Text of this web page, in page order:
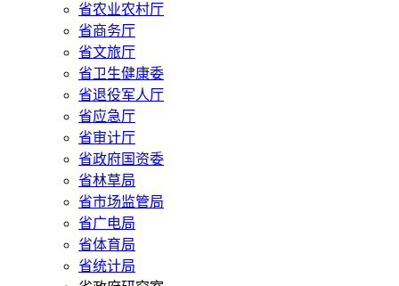
省农业农村厅
省商务厅
省文旅厅
省卫生健康委
省退役军人厅
省应急厅
省审计厅
省政府国资委
省林草局
省市场监管局
省广电局
省体育局
省统计局